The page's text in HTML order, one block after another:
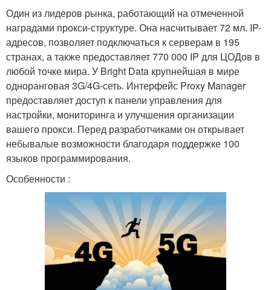
Один из лидеров рынка, работающий на отмеченной
наградами прокси-структуре. Она насчитывает 72 мл. IP-
адресов, позволяет подключаться к серверам в 195
странах, а также предоставляет 770 000 IP для ЦОДов в
любой точке мира. У Bright Data крупнейшая в мире
одноранговая 3G/4G-сеть. Интерфейс Proxy Manager
предоставляет доступ к панели управления для
настройки, мониторинга и улучшения организации
вашего прокси. Перед разработчиками он открывает
небывалые возможности благодаря поддержке 100
языков программирования.
Особенности :